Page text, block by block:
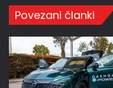
Povezani članki